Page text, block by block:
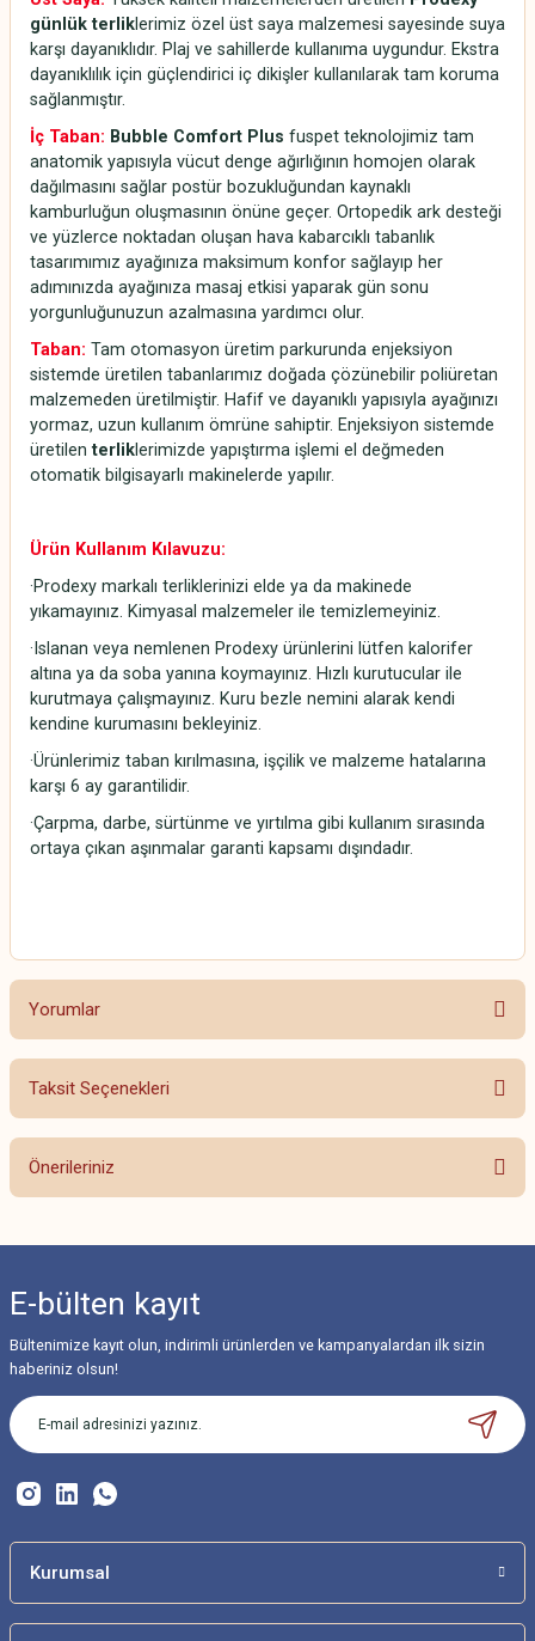
günlük terliklerimiz özel üst saya malzemesi sayesinde suya
karşı dayanıklıdır. Plaj ve sahillerde kullanıma uygundur. Ekstra
dayanıklılık için güçlendirici iç dikişler kullanılarak tam koruma
sağlanmıştır.
İç Taban: Bubble Comfort Plus fuspet teknolojimiz tam
anatomik yapısıyla vücut denge ağırlığının homojen olarak
dağılmasını sağlar postür bozukluğundan kaynaklı
kamburluğun oluşmasının önüne geçer. Ortopedik ark desteği
ve yüzlerce noktadan oluşan hava kabarcıklı tabanlık
tasarımımız ayağınıza maksimum konfor sağlayıp her
adımınızda ayağınıza masaj etkisi yaparak gün sonu
yorgunluğunuzun azalmasına yardımcı olur.
Taban: Tam otomasyon üretim parkurunda enjeksiyon
sistemde üretilen tabanlarımız doğada çözünebilir poliüretan
malzemeden üretilmiştir. Hafif ve dayanıklı yapısıyla ayağınızı
yormaz, uzun kullanım ömrüne sahiptir. Enjeksiyon sistemde
üretilenterliklerimizde yapıştırma işlemi el değmeden
otomatik bilgisayarlı makinelerde yapılır.
Ürün Kullanım Kılavuzu:
·Prodexy markalı terliklerinizi elde ya da makinede
yıkamayınız. Kimyasal malzemeler ile temizlemeyiniz.
·Islanan veya nemlenen Prodexy ürünlerini lütfen kalorifer
altına ya da soba yanına koymayınız. Hızlı kurutucular ile
kurutmaya çalışmayınız. Kuru bezle nemini alarak kendi
kendine kurumasını bekleyiniz.
·Ürünlerimiz taban kırılmasına, işçilik ve malzeme hatalarına
karşı 6 ay garantilidir.
·Çarpma, darbe, sürtünme ve yırtılma gibi kullanım sırasında
ortaya çıkan aşınmalar garanti kapsamı dışındadır.
Yorumlar
Bu ürüne ilk yorumu siz yapın!
Taksit Seçenekleri
Önerileriniz
Görüş ve önerileriniz için teşekkür ederiz.
Ürün resmi kalitesiz, bozuk veya görüntülenemiyor.
Ürün açıklamasında eksik bilgiler bulunuyor.
Ürün bilgilerinde hatalar bulunuyor.
Bu ürüne benzer farklı alternatifler olmalı.
E-bülten kayıt
Bültenimize kayıt olun, indirimli ürünlerden ve kampanyalardan ilk sizin
haberiniz olsun!
Kurumsal